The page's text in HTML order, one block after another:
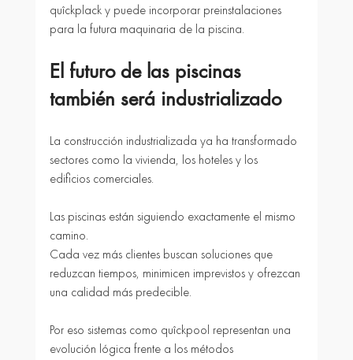
quîckplack y puede incorporar preinstalaciones
para la futura maquinaria de la piscina.
El futuro de las piscinas
también será industrializado
La construcción industrializada ya ha transformado
sectores como la vivienda, los hoteles y los
edificios comerciales.
Las piscinas están siguiendo exactamente el mismo
camino.
Cada vez más clientes buscan soluciones que
reduzcan tiempos, minimicen imprevistos y ofrezcan
una calidad más predecible.
Por eso sistemas como quîckpool representan una
evolución lógica frente a los métodos